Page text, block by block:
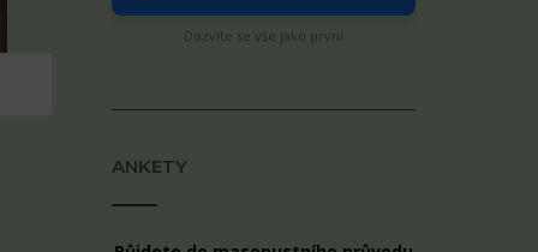
Dozvíte se vše jako první
ANKETY